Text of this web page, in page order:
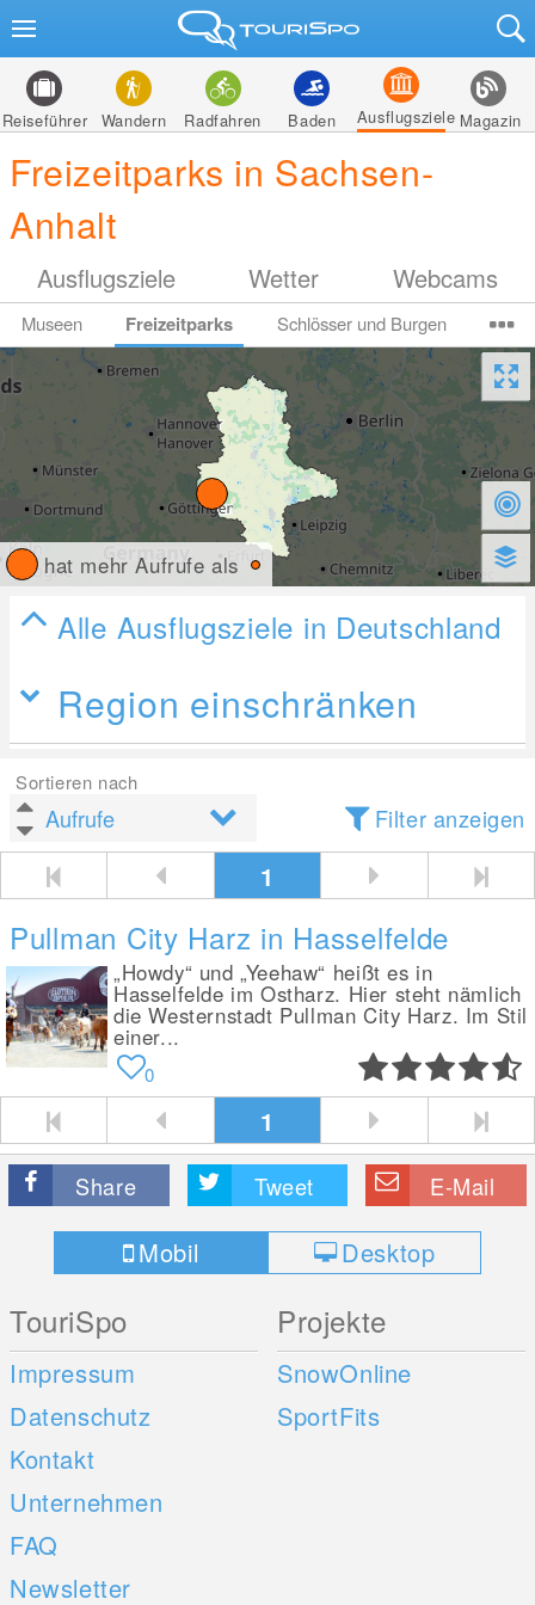
Reiseführer Wandern Radfahren Baden Ausflugsziele Magazin
Freizeitparks in Sachsen-
Anhalt
Ausflugsziele Wetter Webcams
Museen Freizeitparks Schlösser und Burgen
hat mehr Aufrufe als
Alle Ausflugsziele in Deutschland
Region einschränken
Sortieren nach
Filter anzeigen
1
Pullman City Harz in Hasselfelde
„Howdy“ und „Yeehaw“ heißt es in
Hasselfelde im Ostharz. Hier steht nämlich
die Westernstadt Pullman City Harz. Im Stil
einer...
0
1
Share Tweet E-Mail
Mobil Desktop
TouriSpo
Impressum
Datenschutz
Kontakt
Unternehmen
FAQ
Newsletter
Projekte
SnowOnline
SportFits